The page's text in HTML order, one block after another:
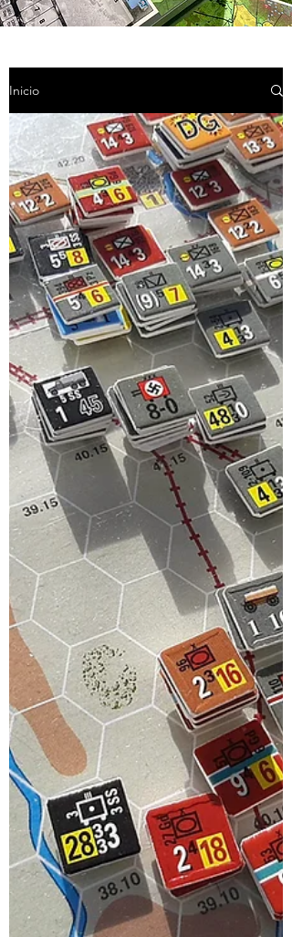
Inicio